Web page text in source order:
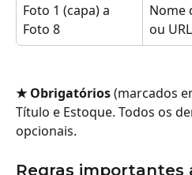
Foto 1 (capa) a
Foto 8
Nome
ou URL
★ Obrigatórios (marcados
Título e Estoque. Todos os
opcionais.
Regras importantes